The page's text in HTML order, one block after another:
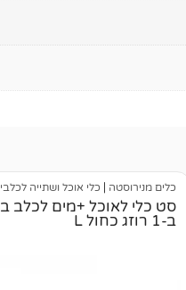
כלים מנירוסטה כלי אוכל ושתייה
ב-1 רוזג כחול L